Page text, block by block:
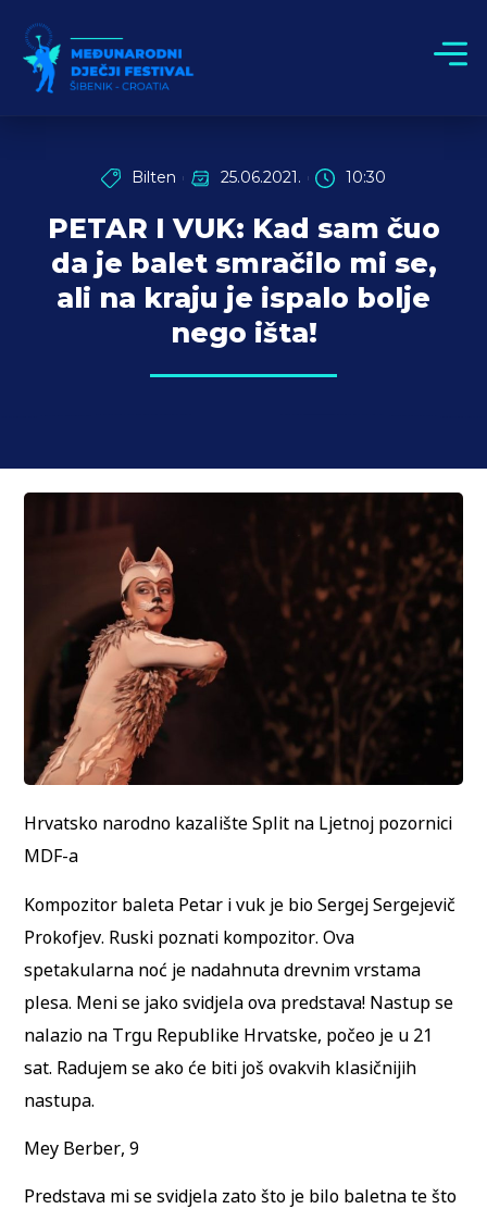
Bilten 25.06.2021. 10:30
PETAR I VUK: Kad sam čuo
da je balet smračilo mi se,
ali na kraju je ispalo bolje
nego išta!
Hrvatsko narodno kazalište Split na Ljetnoj pozornici
MDF-a
Kompozitor baleta Petar i vuk je bio Sergej Sergejevič
Prokofjev. Ruski poznati kompozitor. Ova
spetakularna noć je nadahnuta drevnim vrstama
plesa. Meni se jako svidjela ova predstava! Nastup se
nalazio na Trgu Republike Hrvatske, počeo je u 21
sat. Radujem se ako će biti još ovakvih klasičnijih
nastupa.
Mey Berber, 9
Predstava mi se svidjela zato što je bilo baletna te što